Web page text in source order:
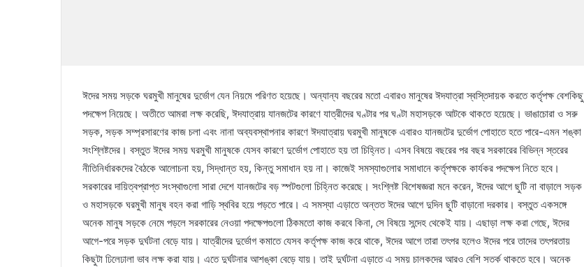
ঈদের সময় সড়কে ঘরমুখী মানুষের দুর্ভোগ যেন নিয়মে পরিণত হয়েছে। অন্যান্য বছরের মতো এবারও মানুষের ঈদযাত্রা স্বস্তিদায়ক করতে কর্তৃপক্ষ বেশকিছু
পদক্ষেপ নিয়েছে। অতীতে আমরা লক্ষ করেছি, ঈদযাত্রায় যানজটের কারণে যাত্রীদের ঘণ্টার পর ঘণ্টা মহাসড়কে আটকে থাকতে হয়েছে। ভাঙাচোরা ও সরু
সড়ক, সড়ক সম্প্রসারণের কাজ চলা এবং নানা অব্যবস্থাপনার কারণে ঈদযাত্রায় ঘরমুখী মানুষকে এবারও যানজটের দুর্ভোগ পোহাতে হতে পারে-এমন শঙ্কা
সংশ্লিষ্টদের। বস্তুত ঈদের সময় ঘরমুখী মানুষকে যেসব কারণে দুর্ভোগ পোহাতে হয় তা চিহ্নিত। এসব বিষয়ে বছরের পর বছর সরকারের বিভিন্ন স্তরের
নীতিনির্ধারকদের বৈঠকে আলোচনা হয়, সিদ্ধান্ত হয়, কিন্তু সমাধান হয় না। কাজেই সমস্যাগুলোর সমাধানে কর্তৃপক্ষকে কার্যকর পদক্ষেপ নিতে হবে।
সরকারের দায়িত্বপ্রাপ্ত সংস্থাগুলো সারা দেশে যানজটের বড় স্পটগুলো চিহ্নিত করেছে। সংশ্লিষ্ট বিশেষজ্ঞরা মনে করেন, ঈদের আগে ছুটি না বাড়ালে সড়ক
ও মহাসড়কে ঘরমুখী মানুষ বহন করা গাড়ি স্থবির হয়ে পড়তে পারে। এ সমস্যা এড়াতে অন্তত ঈদের আগে দুদিন ছুটি বাড়ানো দরকার। বস্তুত একসঙ্গে
অনেক মানুষ সড়কে নেমে পড়লে সরকারের নেওয়া পদক্ষেপগুলো ঠিকমতো কাজ করবে কিনা, সে বিষয়ে সন্দেহ থেকেই যায়। এছাড়া লক্ষ করা গেছে, ঈদের
আগে-পরে সড়ক দুর্ঘটনা বেড়ে যায়। যাত্রীদের দুর্ভোগ কমাতে যেসব কর্তৃপক্ষ কাজ করে থাকে, ঈদের আগে তারা তৎপর হলেও ঈদের পরে তাদের তৎপরতায়
কিছুটা ঢিলেঢালা ভাব লক্ষ করা যায়। এতে দুর্ঘটনার আশঙ্কা বেড়ে যায়। তাই দুর্ঘটনা এড়াতে এ সময় চালকদের আরও বেশি সতর্ক থাকতে হবে। অনেক